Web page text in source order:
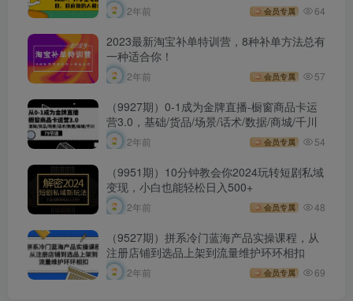
2年前 会员专属 64
2023最新淘宝补单特训营，8种补单方法总有
一种适合你！
2年前 会员专属 57
（9927期）0-1成为金牌直播-橱窗商品卡运
营3.0，基础/货品/场景/话术/数据/商城/千川
2年前 会员专属 54
（9951期）10分钟教会你2024玩转短剧私域
变现，小白也能轻松日入500+
2年前 会员专属 48
（9527期）拼系冷门蓝海产品实操课程，从
注册店铺到选品上架到流量维护环环相扣
2年前 会员专属 69